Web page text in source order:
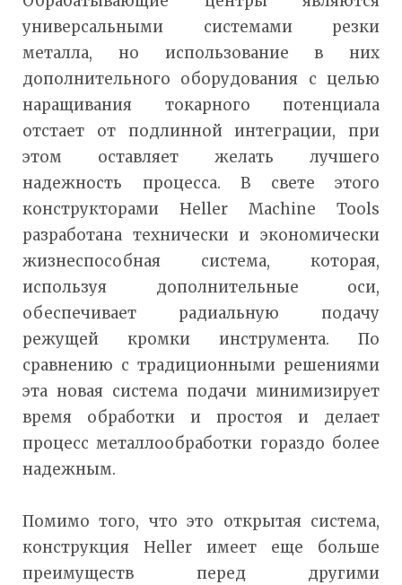
универсальными системами резки
металла, но использование в них
дополнительного оборудования с целью
наращивания токарного потенциала
отстает от подлинной интеграции, при
этом оставляет желать лучшего
надежность процесса. В свете этого
конструкторами Heller Machine Tools
разработана технически и экономически
жизнеспособная система, которая,
используя дополнительные оси,
обеспечивает радиальную подачу
режущей кромки инструмента. По
сравнению с традиционными решениями
эта новая система подачи минимизирует
время обработки и простоя и делает
процесс металлообработки гораздо более
надежным.
Помимо того, что это открытая система,
конструкция Heller имеет еще больше
преимуществ перед другими